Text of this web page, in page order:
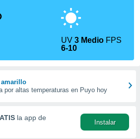
UV3 Medio FPS
6-10
por altas temperaturas en Puyo hoy
la app de
Instalar